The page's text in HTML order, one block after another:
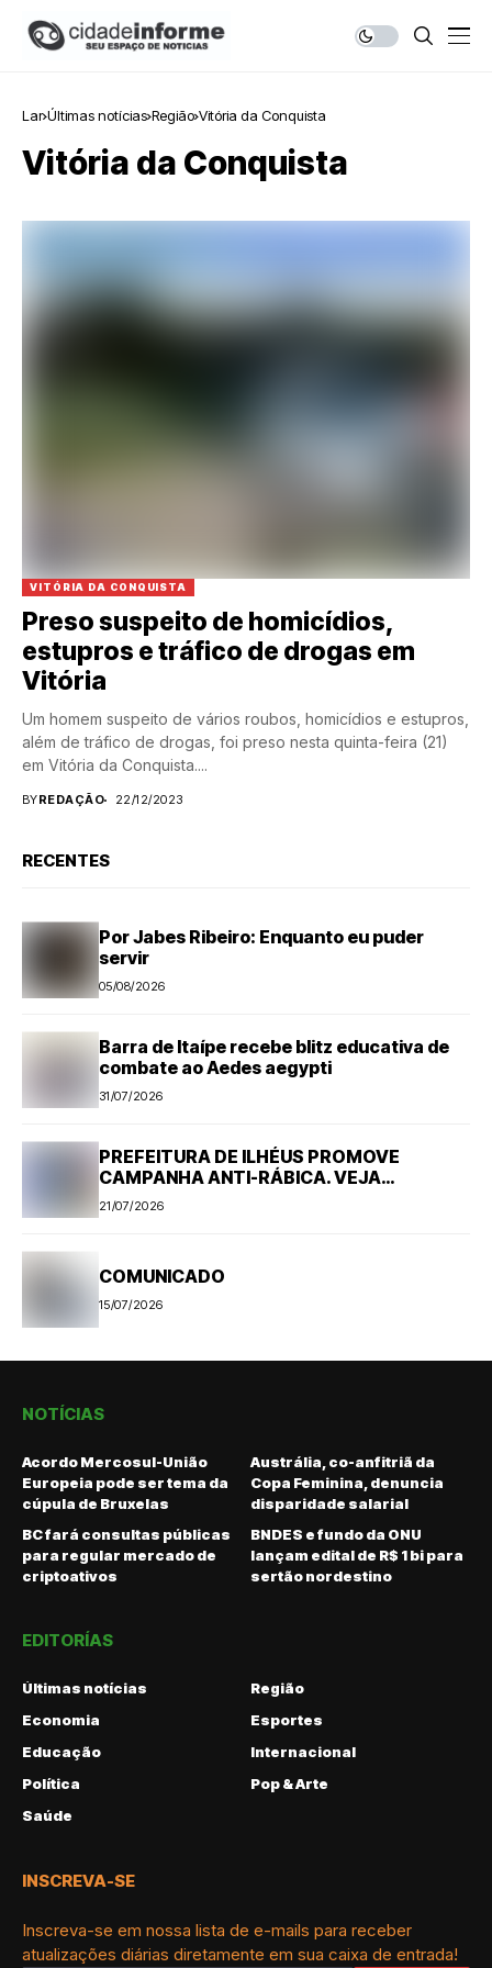
Lar Últimas notícias Região Vitória da Conquista
Vitória da Conquista
VITÓRIA DA CONQUISTA
Preso suspeito de homicídios,
estupros e tráfico de drogas em
Vitória
Um homem suspeito de vários roubos, homicídios e estupros,
além de tráfico de drogas, foi preso nesta quinta-feira (21)
em Vitória da Conquista....
BYREDAÇÃO 22/12/2023
RECENTES
Por Jabes Ribeiro: Enquanto eu puder
servir
05/08/2026
Barra de Itaípe recebe blitz educativa de
combate ao Aedes aegypti
31/07/2026
PREFEITURA DE ILHÉUS PROMOVE
CAMPANHA ANTI-RÁBICA. VEJA
PROGRAMAÇÃO
21/07/2026
COMUNICADO
15/07/2026
NOTÍCIAS
Acordo Mercosul-União
Europeia pode ser tema da
cúpula de Bruxelas
Austrália, co-anfitriã da
Copa Feminina, denuncia
disparidade salarial
BC fará consultas públicas
para regular mercado de
criptoativos
BNDES e fundo da ONU
lançam edital de R$ 1 bi para
sertão nordestino
EDITORÍAS
Últimas notícias
Região
Economia
Esportes
Educação
Internacional
Política
Pop & Arte
Saúde
INSCREVA-SE
Inscreva-se em nossa lista de e-mails para receber
atualizações diárias diretamente em sua caixa de entrada!